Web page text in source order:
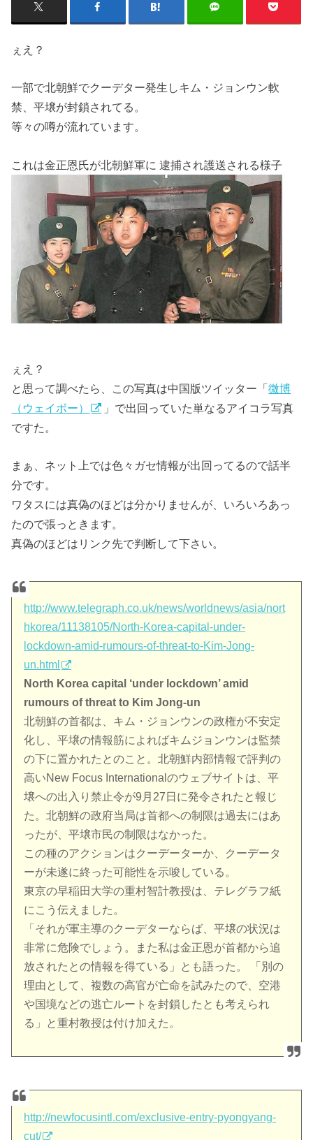
ぇえ？
一部で北朝鮮でクーデター発生しキム・ジョンウン軟
禁、平壌が封鎖されてる。
等々の噂が流れています。
これは金正恩氏が北朝鮮軍に 逮捕され護送される様子
ぇえ？
と思って調べたら、この写真は中国版ツイッター「微博
（ウェイボー）
」で出回っていた単なるアイコラ写真
ですた。
まぁ、ネット上では色々ガセ情報が出回ってるので話半
分です。
ワタスには真偽のほどは分かりませんが、いろいろあっ
たので張っときます。
真偽のほどはリンク先で判断して下さい。
http://www.telegraph.co.uk/news/worldnews/asia/nort
hkorea/11138105/North-Korea-capital-under-
lockdown-amid-rumours-of-threat-to-Kim-Jong-
un.html
North Korea capital ‘under lockdown’ amid
rumours of threat to Kim Jong-un
北朝鮮の首都は、キム・ジョンウンの政権が不安定
化し、平壌の情報筋によればキムジョンウンは監禁
の下に置かれたとのこと。北朝鮮内部情報で評判の
高いNew Focus Internationalのウェブサイトは、平
壌への出入り禁止令が9月27日に発令されたと報じ
た。北朝鮮の政府当局は首都への制限は過去にはあ
ったが、平壌市民の制限はなかった。
この種のアクションはクーデーターか、クーデータ
ーが未遂に終った可能性を示唆している。
東京の早稲田大学の重村智計教授は、テレグラフ紙
にこう伝えました。
「それが軍主導のクーデターならば、平壌の状況は
非常に危険でしょう。また私は金正恩が首都から追
放されたとの情報を得ている」とも語った。 「別の
理由として、複数の高官が亡命を試みたので、空港
や国境などの逃亡ルートを封鎖したとも考えられ
る」と重村教授は付け加えた。
http://newfocusintl.com/exclusive-entry-pyongyang-
cut/